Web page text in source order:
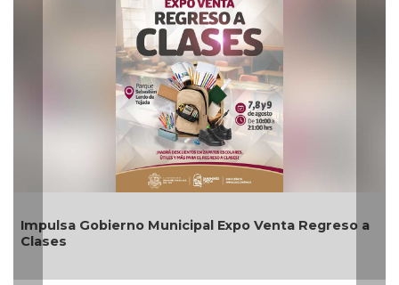
Aplicará CMAS el Programa de Tandeo durante
agosto